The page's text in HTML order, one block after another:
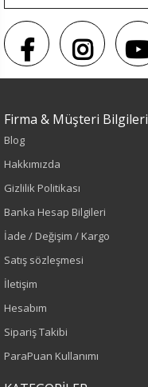
Firma & Müşteri Bilgileri
Blog
Hakkımızda
Gizlilik Politikası
Banka Hesap Bilgileri
İade / Değişim / Kargo
Satış sözleşmesi
İletişim
Hesabım
Sipariş Takibi
ParaPuan Kullanımı